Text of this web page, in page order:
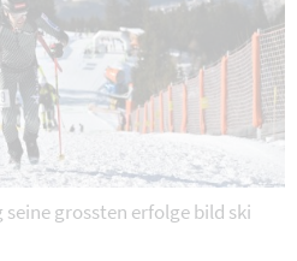
grossten erfolge bild ski